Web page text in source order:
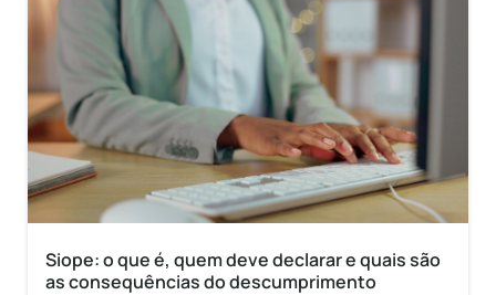
Siope: o que é, quem deve declarar e quais são
as consequências do descumprimento